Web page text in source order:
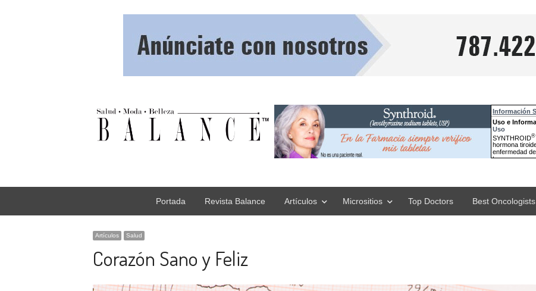
Portada Revista Balance Artículos Micrositios Top Doctors Best Oncologists
Artículos Salud
Corazón Sano y Feliz